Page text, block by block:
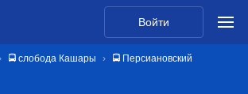
Войти
🚍 слобода Кашары 🚍 Персиановский